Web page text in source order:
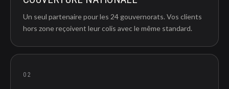
Un seul partenaire pour les 24 gouvernorats. Vos clients
hors zone reçoivent leur colis avec le même standard.
02